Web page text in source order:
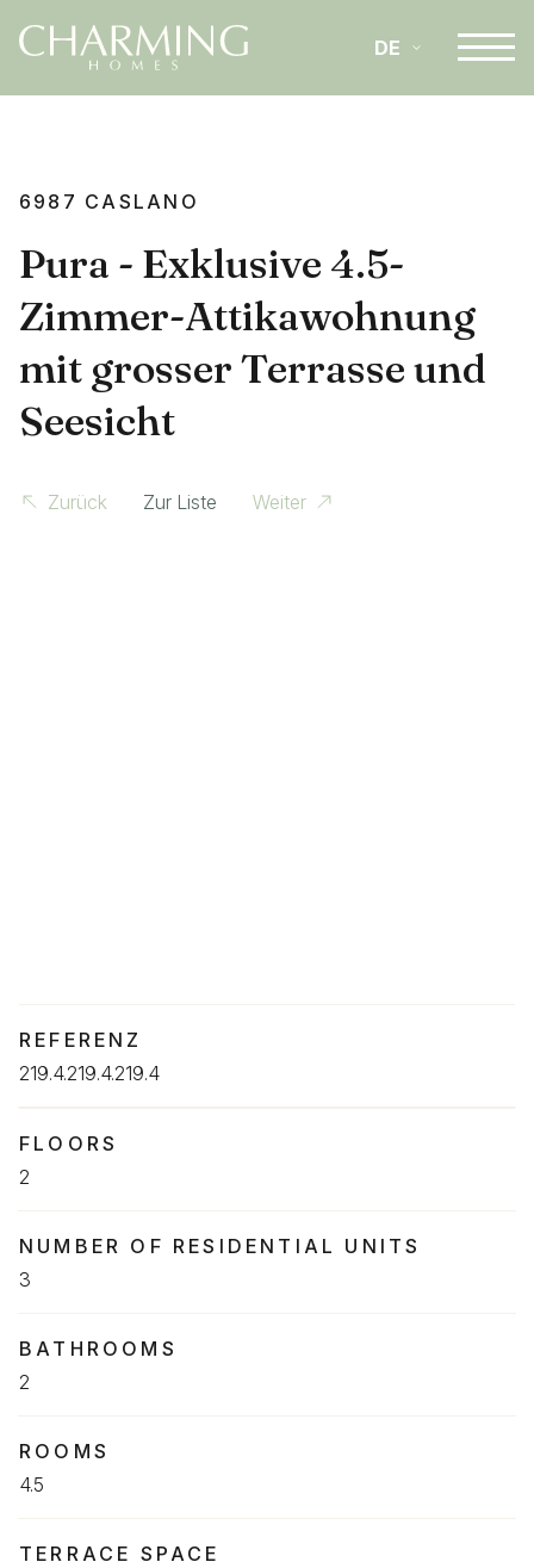
DE
6987 CASLANO
Pura - Exklusive 4.5-
Zimmer-Attikawohnung
mit grosser Terrasse und
Seesicht
Zurück Zur Liste Weiter
REFERENZ
219.4.219.4.219.4
FLOORS
2
NUMBER OF RESIDENTIAL UNITS
3
BATHROOMS
2
ROOMS
4.5
TERRACE SPACE